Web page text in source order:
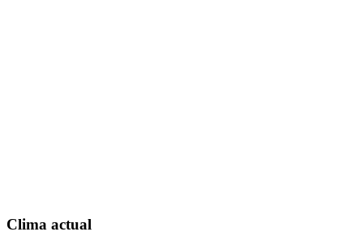
Clima actual